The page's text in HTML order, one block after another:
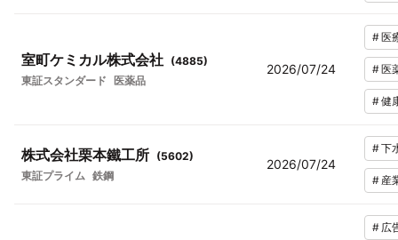
室町ケミカル株式会社 (4885)
東証スタンダード
医薬品
2026/07/24
#医
#医
#健
株式会社栗本鐵工所 (5602)
東証プライム 鉄鋼
2026/07/24
#下
# 産
# 広